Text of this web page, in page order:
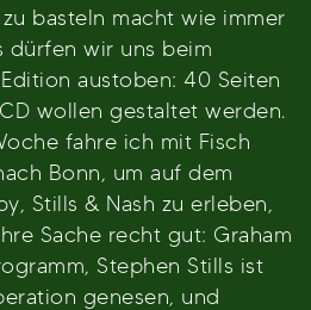
basteln macht wie immer
dürfen wir uns beim
austoben: 40 Seiten
wollen gestaltet werden.
fahre ich mit Fisch
Bonn, um auf dem
Stills & Nash zu erleben,
Sache recht gut: Graham
Stephen Stills ist
genesen, und